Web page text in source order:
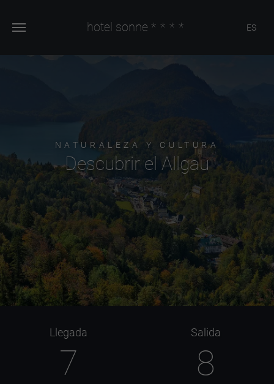
hotel sonne **** ES
NATURALEZA Y CULTURA
Descubrir el Allgau
Llegada
7
Salida
8